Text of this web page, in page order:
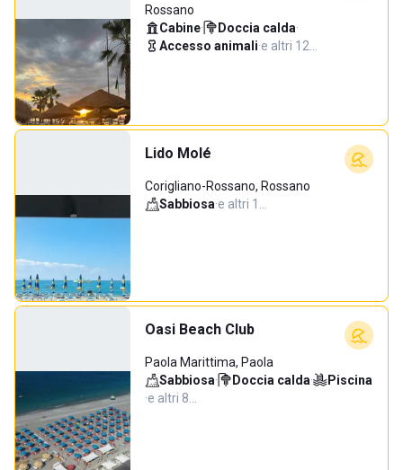
Rossano
Cabine· Doccia calda·
Accesso animali·e altri 12…
Lido Molé
Corigliano-Rossano, Rossano
Sabbiosa·e altri 1…
Oasi Beach Club
Paola Marittima, Paola
Sabbiosa· Doccia calda·
Piscina
·e altri 8…